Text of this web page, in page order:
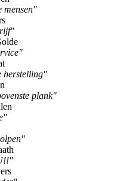
mensen"
herstelling"
plank"